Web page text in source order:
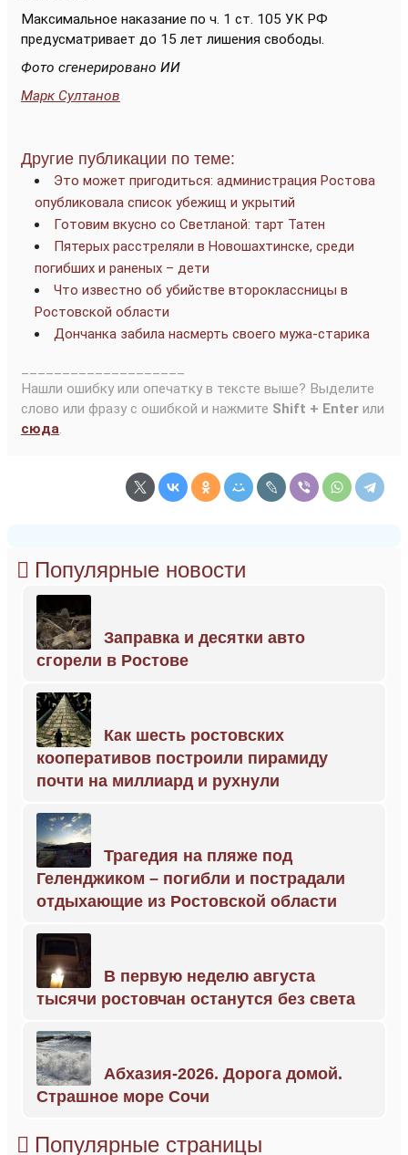
Максимальное наказание по ч. 1 ст. 105 УК РФ
предусматривает до 15 лет лишения свободы.
Фото сгенерировано ИИ
Марк Султанов
Другие публикации по теме:
Это может пригодиться: администрация Ростова
опубликовала список убежищ и укрытий
Готовим вкусно со Светланой: тарт Татен
Пятерых расстреляли в Новошахтинске, среди
погибших и раненых – дети
Что известно об убийстве второклассницы в
Ростовской области
Дончанка забила насмерть своего мужа-старика
Нашли ошибку или опечатку в тексте выше? Выделите
слово или фразу с ошибкой и нажмите Shift + Enter или
сюда.
Популярные новости
Заправка и десятки авто
сгорели в Ростове
Как шесть ростовских
кооперативов построили пирамиду
почти на миллиард и рухнули
Трагедия на пляже под
Геленджиком – погибли и пострадали
отдыхающие из Ростовской области
В первую неделю августа
тысячи ростовчан останутся без света
Абхазия-2026. Дорога домой.
Страшное море Сочи
Популярные страницы